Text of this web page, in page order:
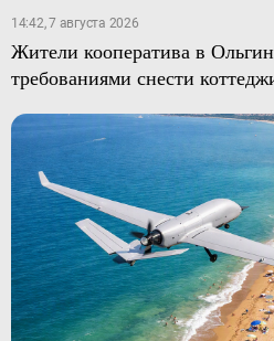
14:42, 7 августа 2026
Жители кооператива в
требованиями снести